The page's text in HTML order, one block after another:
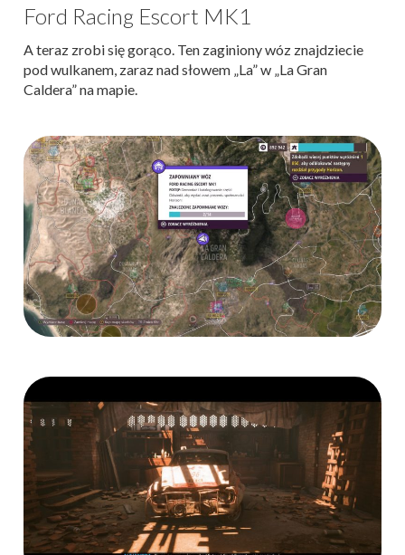
Ford Racing Escort MK1
A teraz zrobi się gorąco. Ten zaginiony wóz znajdziecie
pod wulkanem, zaraz nad słowem „La” w „La Gran
Caldera” na mapie.